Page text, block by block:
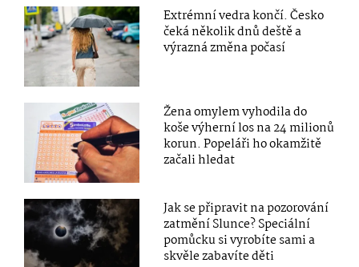
Extrémní vedra končí. Česko
čeká několik dnů deště a
výrazná změna počasí
Žena omylem vyhodila do
koše výherní los na 24 milionů
korun. Popeláři ho okamžitě
začali hledat
Jak se připravit na pozorování
zatmění Slunce? Speciální
pomůcku si vyrobíte sami a
skvěle zabavíte děti